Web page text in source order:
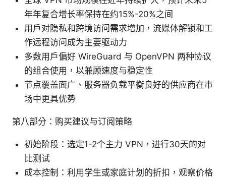
年年复合增长率保持在约15%-20%之间
用户对隐私和跨境访问需求增加，流媒体解锁和工
作远程访问成为主要驱动力
多数用户偏好 WireGuard 与 OpenVPN 两种协议
的组合使用，以兼顾速度与稳定性
节点覆盖面广、服务器负载平衡良好的供应商在市
场中更具优势
第八部分：购买建议与订阅策略
初始阶段：选定1-2个主力 VPN，进行30天的对
比测试
成本控制：利用学生或家庭计划的折扣，观察价格